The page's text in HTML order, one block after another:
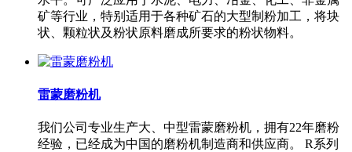
矿等行业，特别适用于各种矿石的大型制粉加工，将块
状、颗粒状及粉状原料磨成所要求的粉状物料。
雷蒙磨粉机
我们公司专业生产大、中型雷蒙磨粉机，拥有22年磨粉
经验，已经成为中国的磨粉机制造商和供应商。 R系列